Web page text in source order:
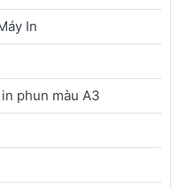
In
phun màu A3